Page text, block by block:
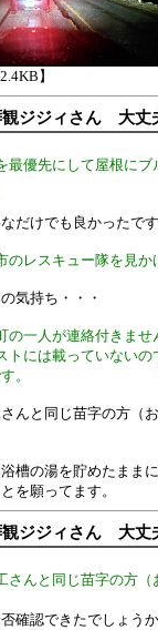
】
ジジィさん 大丈
最優先にして屋根に
だけでも良かったです
のレスキュー隊を見か
気持ち・・・
の一人が連絡付きませ
トには載っていない
。
んと同じ苗字の方（
槽の湯を貯めたままに
を願ってます。
ジジィさん 大丈
さんと同じ苗字の方（
確認できたでしょう